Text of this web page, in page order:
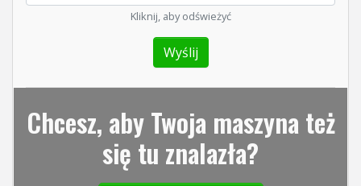
Kliknij, aby odświeżyć
Chcesz, aby Twoja maszyna też
się tu znalazła?